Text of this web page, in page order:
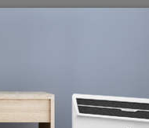
JEDNOKRATNO
banke)
DO 24 RATE